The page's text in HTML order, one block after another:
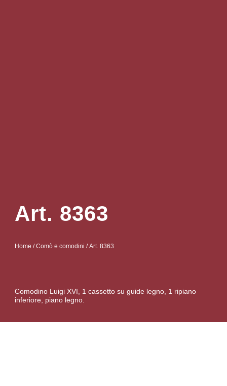
Art. 8363
Home /Comò e comodini / Art. 8363
Comodino Luigi XVI, 1 cassetto su guide legno, 1 ripiano
inferiore, piano legno.